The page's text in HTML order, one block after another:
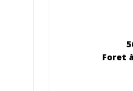
Foret